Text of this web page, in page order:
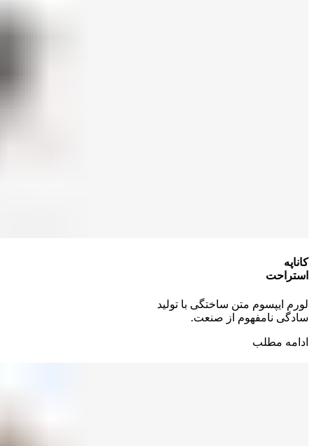
کاناپه
استراحت
لورم ایپسوم متن ساختگی با تولید
سادگی نامفهوم از صنعت.
ادامه مطلب